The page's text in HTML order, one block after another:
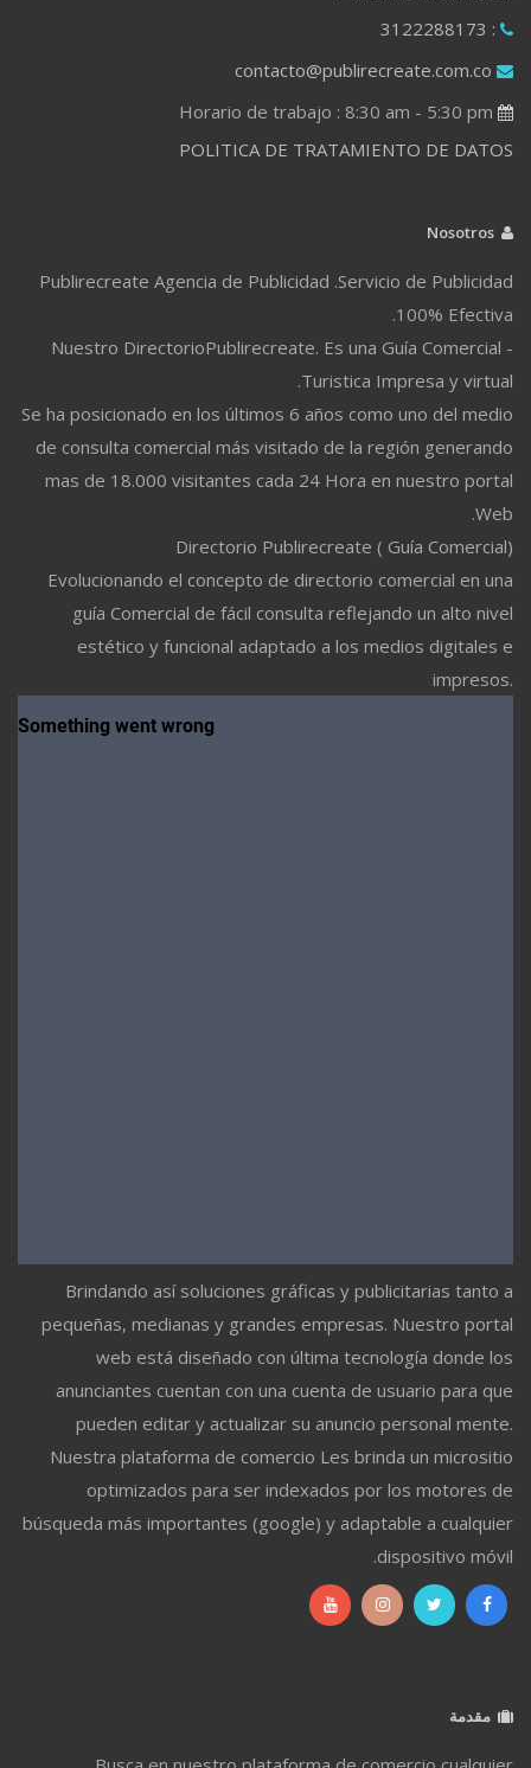
: 3122288173
contacto@publirecreate.com.co
POLITICA DE TRATAMIENTO DE DATOS
Publirecreate Agencia de Publicidad .Servicio de Publicidad
100% Efectiva.
Nuestro DirectorioPublirecreate. Es una Guía Comercial -
Turistica Impresa y virtual.
Se ha posicionado en los últimos 6 años como uno del medio
de consulta comercial más visitado de la región generando
mas de 18.000 visitantes cada 24 Hora en nuestro portal
Web.
Directorio Publirecreate ( Guía Comercial)
Evolucionando el concepto de directorio comercial en una
guía Comercial de fácil consulta reflejando un alto nivel
estético y funcional adaptado a los medios digitales e
impresos.
Brindando así soluciones gráficas y publicitarias tanto a
pequeñas, medianas y grandes empresas. Nuestro portal
web está diseñado con última tecnología donde los
anunciantes cuentan con una cuenta de usuario para que
pueden editar y actualizar su anuncio personal mente.
Nuestra plataforma de comercio Les brinda un micrositio
optimizados para ser indexados por los motores de
búsqueda más importantes (google) y adaptable a cualquier
dispositivo móvil.
مقدمة